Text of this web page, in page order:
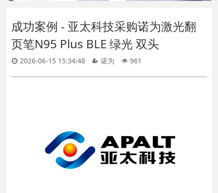
成功案例 - 亚太科技采购诺为激光翻
页笔N95 Plus BLE 绿光 双头
2026-06-15 15:34:48 诺为 961